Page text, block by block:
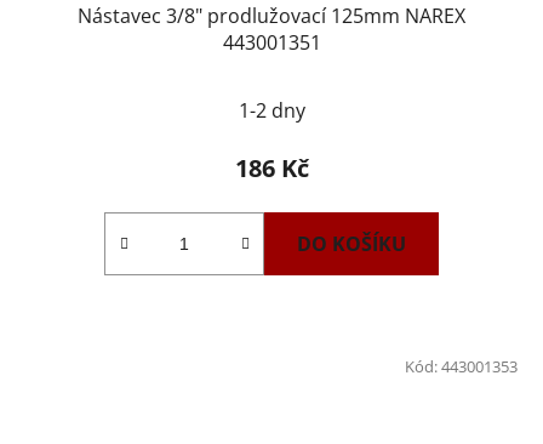
Nástavec 3/8" prodlužovací 125mm NAREX
443001351
1-2 dny
186 Kč
DO KOŠÍKU
Kód:443001353